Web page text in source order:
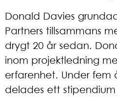
Donald Davies
Partners tillsammans
drygt 20 år sedan.
inom projektledning
erfarenhet. Under fem
delades ett